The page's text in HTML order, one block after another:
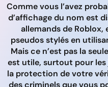
Comme vous l’avez
d’affichage du nom est
allemands de
pseudos stylés en
Mais ce n’est pas la
est utile, surtout pour les
la protection de votre
des criminels que vous